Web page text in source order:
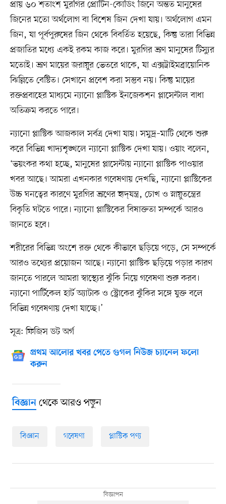
প্রায় ৬০ শতাংশ মুরগির প্রোটিন-কোডিং জিনে অন্তত মানুষের
জিনের মতো অর্থলোগ বা বিশেষ জিন দেখা যায়। অর্থলোগ এমন
জিন, যা পূর্বপুরুষের জিন থেকে বিবর্তিত হয়েছে, কিন্তু তারা বিভিন্ন
প্রজাতির মধ্যে একই রকম কাজ করে। মুরগির ভ্রূণ মানুষের টিস্যুর
মতোই। ভ্রূণ মায়ের জরায়ুর ভেতরে থাকে, যা এক্সট্রাইমব্রায়োনিক
ঝিল্লিতে বেষ্টিত। সেখানে প্রবেশ করা সম্ভব নয়। কিন্তু মায়ের
রক্তপ্রবাহের মাধ্যমে ন্যানো প্লাস্টিক ইনজেকশন প্লাসেন্টাল বাধা
অতিক্রম করতে পারে।
ন্যানো প্লাস্টিক আজকাল সর্বত্র দেখা যায়। সমুদ্র–মাটি থেকে শুরু
করে বিভিন্ন খাদ্যশৃঙ্খলে ন্যানো প্লাস্টিক দেখা যায়। ওয়াং বলেন,
‘ভয়ংকর কথা হচ্ছে, মানুষের প্লাসেন্টায় ন্যানো প্লাস্টিক পাওয়ার
খবর আছে। আমরা এখনকার গবেষণায় দেখছি, ন্যানো প্লাস্টিকের
উচ্চ ঘনত্বের কারণে মুরগির ভ্রূণের হৃদ্‌যন্ত্র, চোখ ও স্নায়ুতন্ত্রের
বিকৃতি ঘটতে পারে। ন্যানো প্লাস্টিকের বিষাক্ততা সম্পর্কে আরও
জানতে হবে।
শরীরের বিভিন্ন অংশে রক্ত থেকে কীভাবে ছড়িয়ে পড়ে, সে সম্পর্কে
আরও তথ্যের প্রয়োজন আছে। ন্যানো প্লাস্টিক ছড়িয়ে পড়ার কারণ
জানতে পারলে আমরা স্বাস্থ্যের ঝুঁকি নিয়ে গবেষণা শুরু করব।
ন্যানো পার্টিকেল হার্ট অ্যাটাক ও স্ট্রোকের ঝুঁকির সঙ্গে যুক্ত বলে
বিভিন্ন গবেষণায় দেখা যাচ্ছে।’
সূত্র: ফিজিস ডট অর্গ
প্রথম আলোর খবর পেতে গুগল নিউজ চ্যানেল ফলো
করুন
বিজ্ঞানথেকে আরও পড়ুন
বিজ্ঞান গবেষণা প্লাস্টিক পণ্য